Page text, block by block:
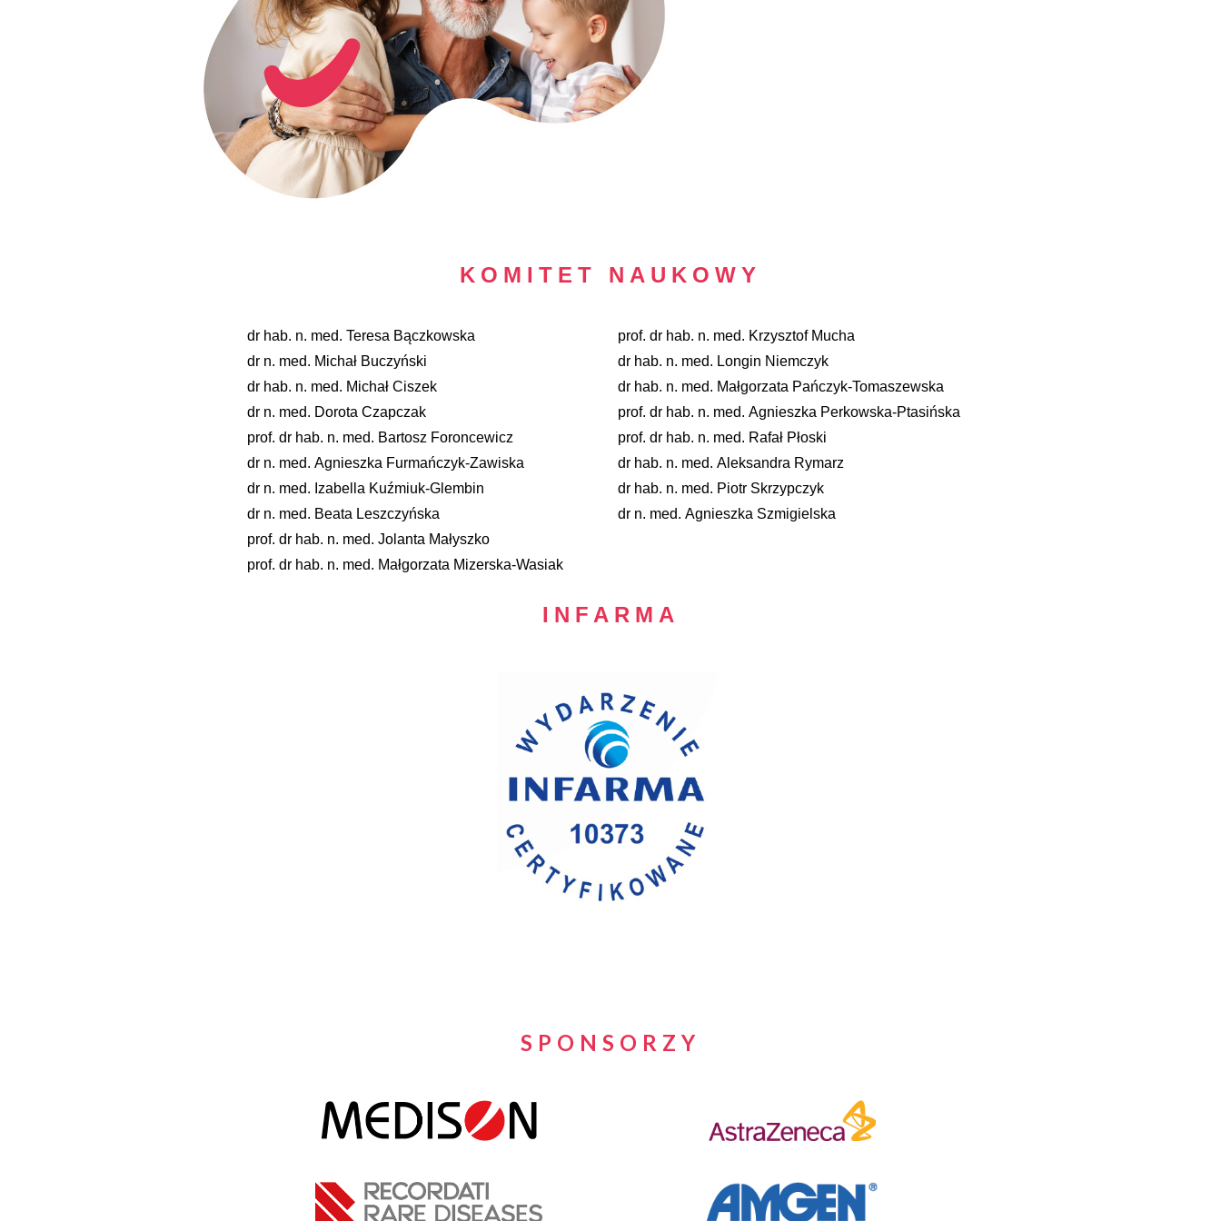
KOMITET NAUKOWY
dr hab. n. med. Teresa Bączkowska
dr n. med. Michał Buczyński
dr hab. n. med. Michał Ciszek
dr n. med. Dorota Czapczak
prof. dr hab. n. med. Bartosz Foroncewicz
dr n. med. Agnieszka Furmańczyk-Zawiska
dr n. med. Izabella Kuźmiuk-Glembin
dr n. med. Beata Leszczyńska
prof. dr hab. n. med. Jolanta Małyszko
prof. dr hab. n. med. Małgorzata Mizerska-Wasiak
prof. dr hab. n. med. Krzysztof Mucha
dr hab. n. med. Longin Niemczyk
dr hab. n. med. Małgorzata Pańczyk-Tomaszewska
prof. dr hab. n. med. Agnieszka Perkowska-Ptasińska
prof. dr hab. n. med. Rafał Płoski
dr hab. n. med. Aleksandra Rymarz
dr hab. n. med. Piotr Skrzypczyk
dr n. med. Agnieszka Szmigielska
INFARMA
SPONSORZY